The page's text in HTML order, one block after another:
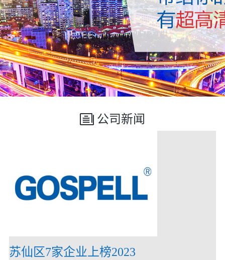
公司新闻
苏仙区7家企业上榜2023